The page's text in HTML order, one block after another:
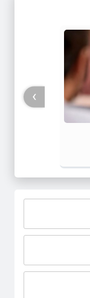
›